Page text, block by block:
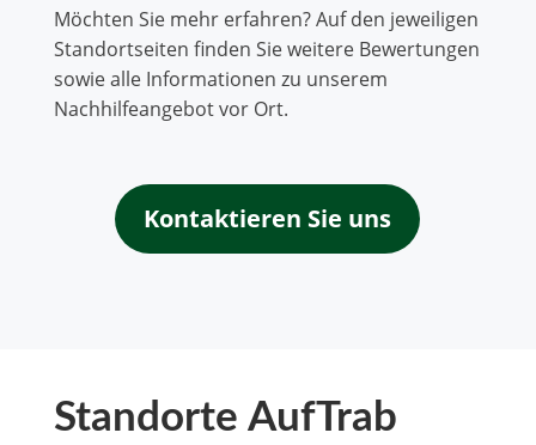
Möchten Sie mehr erfahren? Auf den jeweiligen
Standortseiten finden Sie weitere Bewertungen
sowie alle Informationen zu unserem
Nachhilfeangebot vor Ort.
Kontaktieren Sie uns
Standorte AufTrab